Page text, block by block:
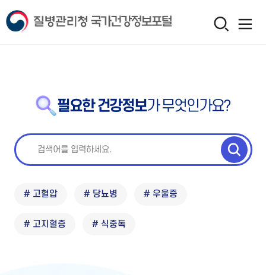
필요한 건강정보가 무엇인가요?
# 고혈압 # 당뇨병 # 우울증
# 고지혈증 # 식중독